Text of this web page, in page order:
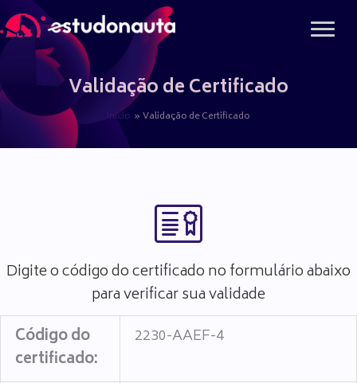
para
conteúdoValidação de Certificado
Início Validação de Certificado
Digite o código do certificado no formulário abaixo
para verificar sua validade
Código do
certificado:
2230-AAEF-4